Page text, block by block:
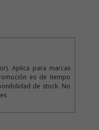
Aplica para marcas
es de tiempo
de stock. No